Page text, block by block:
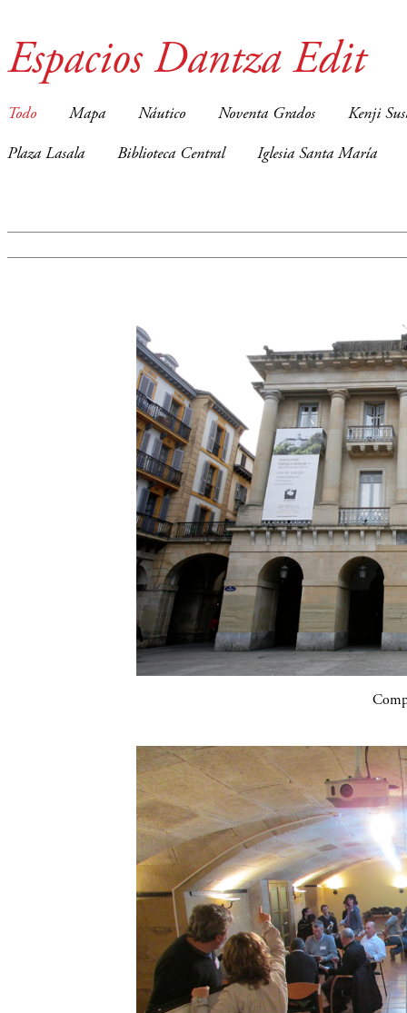
Espacios Dantza Edit
Todo Mapa Náutico Noventa Grados Kenji
Plaza Lasala Biblioteca Central Iglesia Santa María